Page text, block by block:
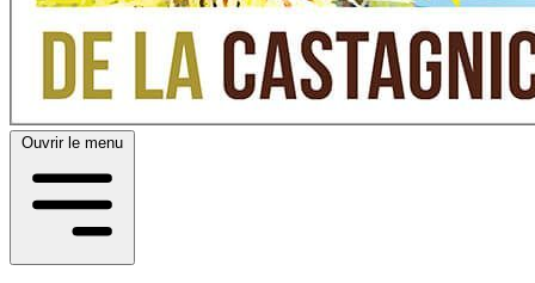
Ouvrir le menu